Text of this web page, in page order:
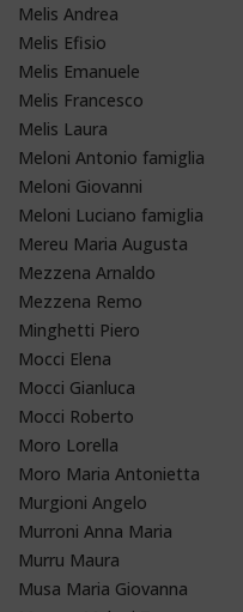
Melis Andrea
Melis Efisio
Melis Emanuele
Melis Francesco
Melis Laura
Meloni Antonio famiglia
Meloni Giovanni
Meloni Luciano famiglia
Mereu Maria Augusta
Mezzena Arnaldo
Mezzena Remo
Minghetti Piero
Mocci Elena
Mocci Gianluca
Mocci Roberto
Moro Lorella
Moro Maria Antonietta
Murgioni Angelo
Murroni Anna Maria
Murru Maura
Musa Maria Giovanna